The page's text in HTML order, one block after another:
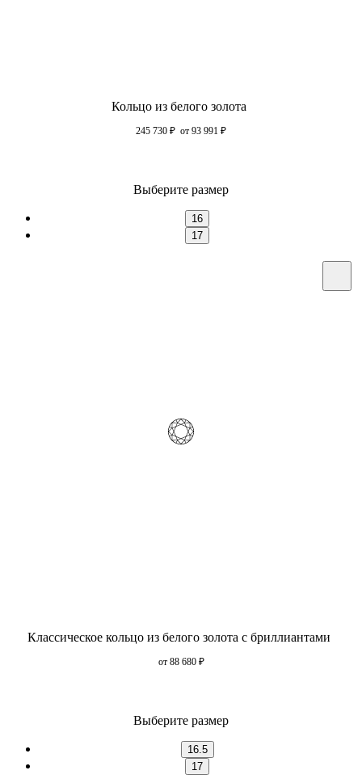
Кольцо из белого золота
245 730 ₽ от 93 991 ₽
Выберите размер
16
17
Классическое кольцо из белого золота с бриллиантами
от 88 680 ₽
Выберите размер
16.5
17